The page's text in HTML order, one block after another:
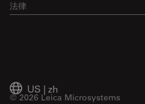
法律
US | zh
© 2026 Leica Microsystems